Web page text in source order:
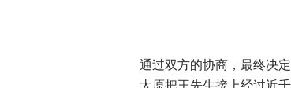
通过双方的协商，最终决
太原把王先生接上经过近